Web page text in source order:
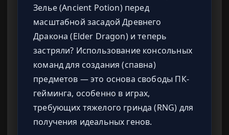
Зелье (Ancient Potion) перед
масштабной засадой Древнего
Дракона (Elder Dragon) и теперь
застряли? Использование консольных
команд для создания (спавна)
предметов — это основа свободы ПК-
гейминга, особенно в играх,
требующих тяжелого гринда (RNG) для
получения идеальных генов.